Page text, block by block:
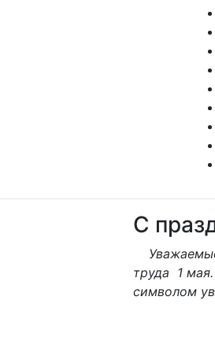
C
Уважаемые
труда 1
символом